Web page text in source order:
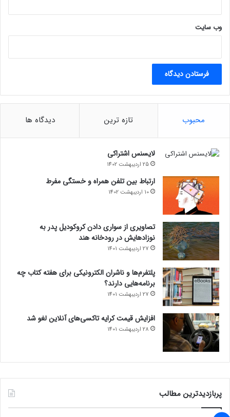
H
2
ک
ا
ا
ع
ص
ک
م
ت‌
ک
وب‌ سایت
محبوب تازه ترین دیدگاه ها
لایسنس اشتراکی
25 اردیبهشت 1402
ارتباط بین تلفن همراه و خستگی مفرط
10 اردیبهشت 1402
تصاویری از سواری دادن کروکودیل پدر به
نوزادهایش در رودخانه هند
27 اردیبهشت 1401
پلتفرم‌ها و ناشران الکترونیکی برای هفته کتاب چه
برنامه‌هایی دارند؟
27 اردیبهشت 1401
افزایش قیمت کرایه تاکسی‌های آنلاین لغو شد
28 اردیبهشت 1401
پربازدیدترین مطالب